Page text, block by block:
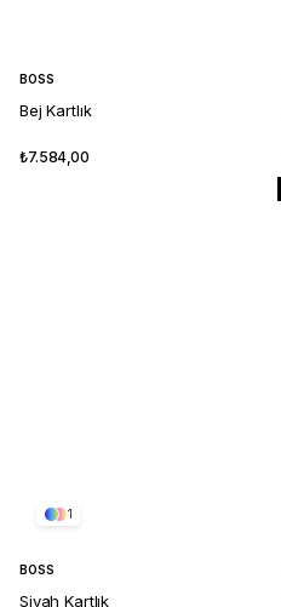
BOSS
Bej Kartlık
₺7.584,00
1
BOSS
Siyah Kartlık